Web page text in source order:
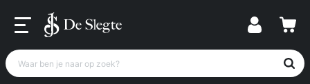
Waar ben je naar op zoek?